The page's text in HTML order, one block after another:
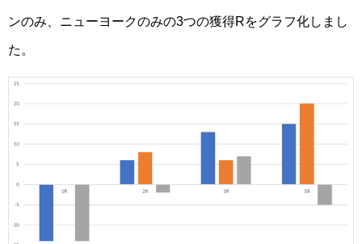
ンのみ、ニューヨークのみの3つの獲得Rをグラフ化しまし
た。